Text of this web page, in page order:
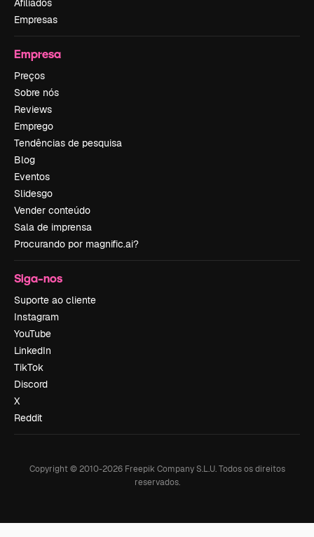
Afiliados
Empresas
Empresa
Preços
Sobre nós
Reviews
Emprego
Tendências de pesquisa
Blog
Eventos
Slidesgo
Vender conteúdo
Sala de imprensa
Procurando por magnific.ai?
Siga-nos
Suporte ao cliente
Instagram
YouTube
LinkedIn
TikTok
Discord
X
Reddit
Copyright © 2010-2026Freepik Company S.L.U. Todos os direitos
reservados.